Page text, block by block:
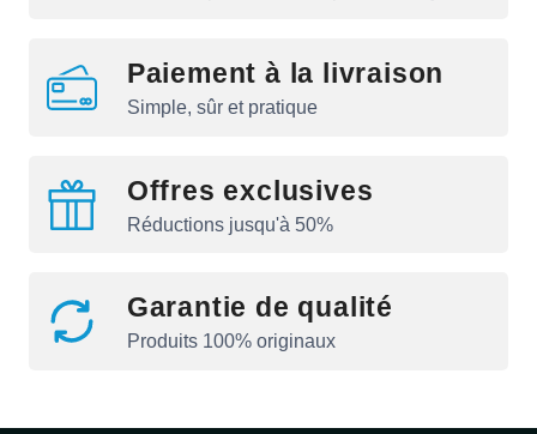
Paiement à la livraison
Simple, sûr et pratique
Offres exclusives
Réductions jusqu'à 50%
Garantie de qualité
Produits 100% originaux